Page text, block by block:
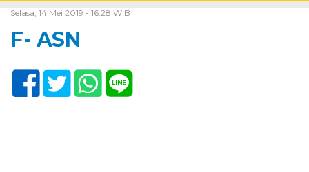
Selasa, 14 Mei 2019 - 16:28 WIB
F- ASN